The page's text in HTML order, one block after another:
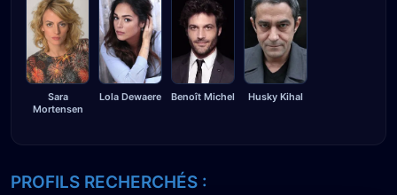
Sara
Mortensen
Lola Dewaere Benoît Michel Husky Kihal
PROFILS RECHERCHÉS :